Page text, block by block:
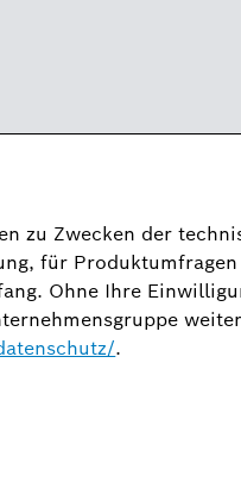
zu Zwecken der
für
Ohne Ihre
weiter
.